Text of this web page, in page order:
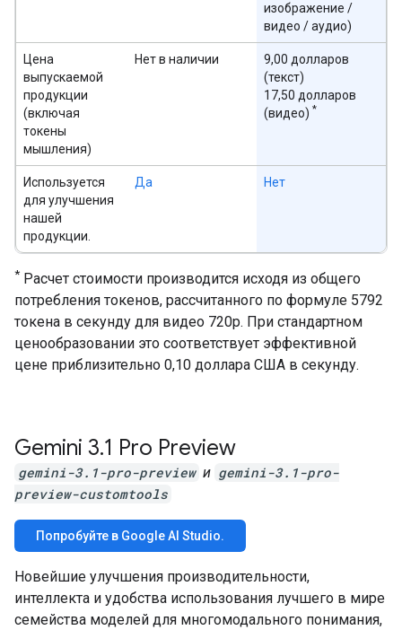
изображение /
видео / аудио)
Цена
выпускаемой
продукции
(включая
токены
мышления)
Нет в наличии
9,00 долларов
(текст)
17,50 долларов
(видео) *
Используется
для улучшения
нашей
продукции.
Да Нет
* Расчет стоимости производится исходя из общего
потребления токенов, рассчитанного по формуле 5792
токена в секунду для видео 720p. При стандартном
ценообразовании это соответствует эффективной
цене приблизительно 0,10 доллара США в секунду.
Gemini 3.1 Pro Preview
gemini-3.1-pro-preview и gemini-3.1-pro-
preview-customtools
Попробуйте в Google AI Studio.
Новейшие улучшения производительности,
интеллекта и удобства использования лучшего в мире
семейства моделей для многомодального понимания,